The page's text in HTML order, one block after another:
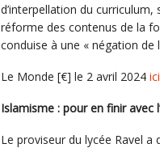
d’interpellation du curriculum,
réforme des contenus de la
conduise à une « négation
Le Monde [€] le 2 avril 2024 ici
Islamisme : pour en finir avec
Le proviseur du lycée Ravel